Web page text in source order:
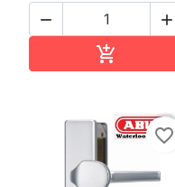
 

favorite_border